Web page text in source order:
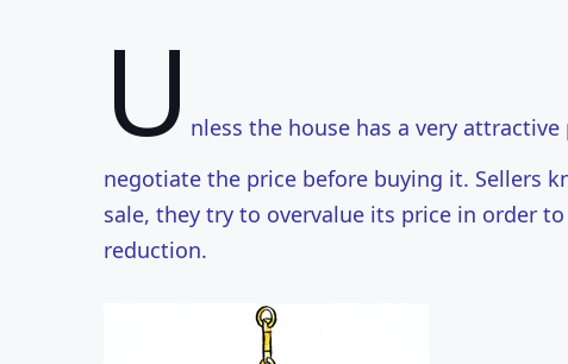
U nless the house has a very
negotiate the price before buying it. Sellers
sale, they try to overvalue its price in order
reduction.